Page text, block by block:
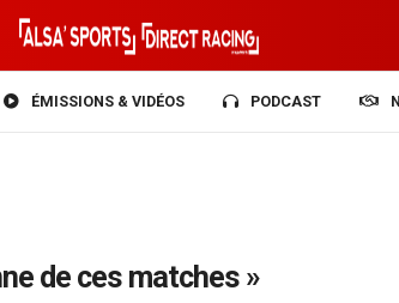
ÉMISSIONS & VIDÉOS PODCAST
de ces matches »